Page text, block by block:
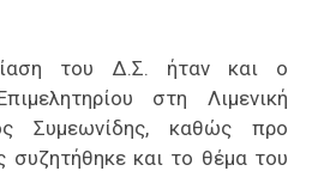
του Δ.Σ. ήταν και ο
στη Λιμενική
Συμεωνίδης, καθώς προ
συζητήθηκε και το θέμα του